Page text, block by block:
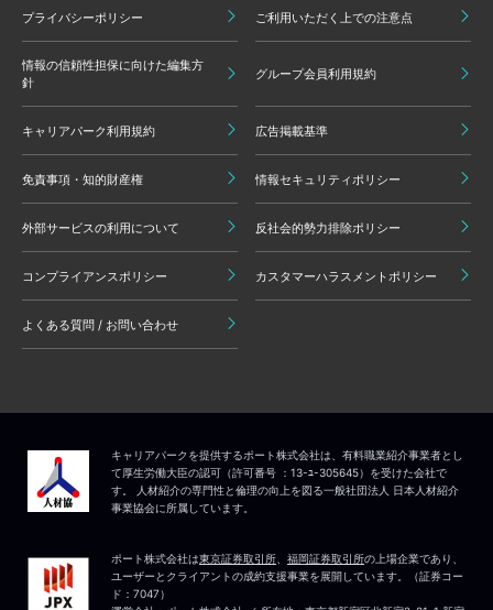
プライバシーポリシー ご利用いただく上での注意点
情報の信頼性担保に向けた編集方
針
グループ会員利用規約
キャリアパーク利用規約 広告掲載基準
免責事項・知的財産権 情報セキュリティポリシー
外部サービスの利用について 反社会的勢力排除ポリシー
コンプライアンスポリシー カスタマーハラスメントポリシー
よくある質問 / お問い合わせ